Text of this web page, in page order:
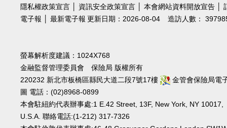
隱私權政策宣言 資訊安全政策宣言 本會網站資料開放宣告
電子報
最新電子報 造訪人數：
更新日期：2026-08-04
螢幕解析度建議：1024X768
金融監督管理委員會 保險局 版權所有
220232 新北市板橋區縣民大道二段7號17樓
金管會保險局電
圖 電話：(02)8968-0899
本會駐紐約代表辦事處:1 E.42 Street, 13F, New York, NY 10017,
U.S.A. 聯絡電話:(1-212) 317-7326